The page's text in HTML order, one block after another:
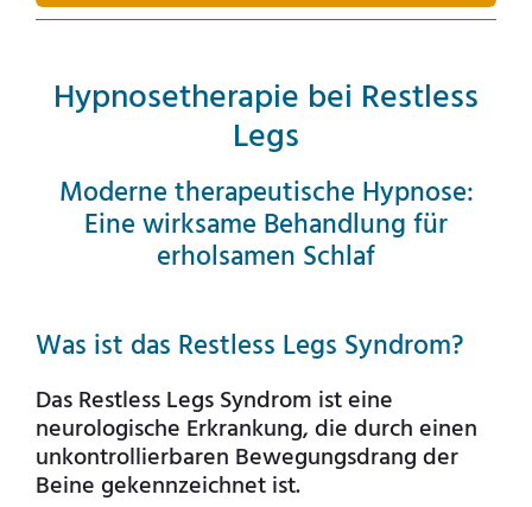
Hypnosetherapie bei Restless
Legs
Moderne therapeutische Hypnose:
Eine wirksame Behandlung für
erholsamen Schlaf
Was ist das Restless Legs Syndrom?
Das Restless Legs Syndrom ist eine
neurologische Erkrankung, die durch einen
unkontrollierbaren Bewegungsdrang der
Beine gekennzeichnet ist.